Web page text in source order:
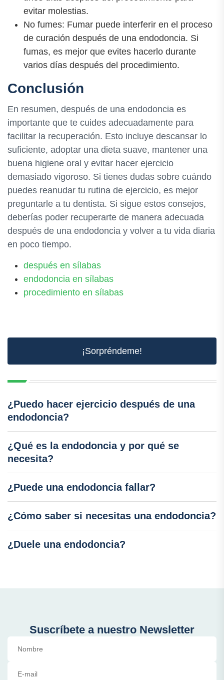
evitar molestias.
No fumes: Fumar puede interferir en el proceso
de curación después de una endodoncia. Si
fumas, es mejor que evites hacerlo durante
varios días después del procedimiento.
Conclusión
En resumen, después de una endodoncia es
importante que te cuides adecuadamente para
facilitar la recuperación. Esto incluye descansar lo
suficiente, adoptar una dieta suave, mantener una
buena higiene oral y evitar hacer ejercicio
demasiado vigoroso. Si tienes dudas sobre cuándo
puedes reanudar tu rutina de ejercicio, es mejor
preguntarle a tu dentista. Si sigue estos consejos,
deberías poder recuperarte de manera adecuada
después de una endodoncia y volver a tu vida diaria
en poco tiempo.
después en sílabas
endodoncia en sílabas
procedimiento en sílabas
¡Sorpréndeme!
¿Puedo hacer ejercicio después de una
endodoncia?
¿Qué es la endodoncia y por qué se
necesita?
¿Puede una endodoncia fallar?
¿Cómo saber si necesitas una endodoncia?
¿Duele una endodoncia?
Suscríbete a nuestro Newsletter